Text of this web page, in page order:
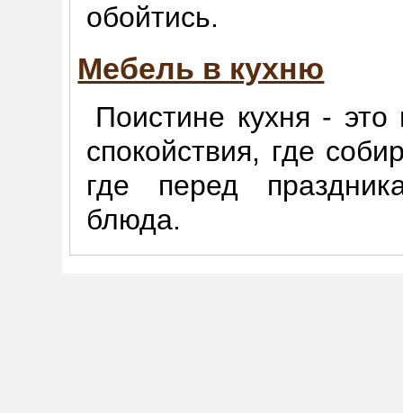
обойтись.
Мебель в кухню
Поистине кухня -
спокойствия, где
где перед
блюда.